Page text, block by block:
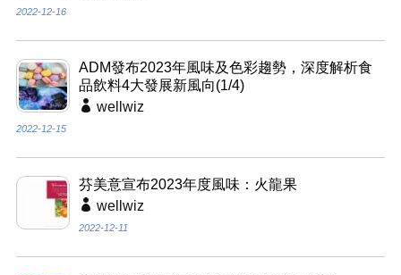
2022-12-16
ADM發布2023年風味及色彩趨勢，深度解析食
品飲料4大發展新風向(1/4)
wellwiz
2022-12-15
芬美意宣布2023年度風味：火龍果
wellwiz
2022-12-11